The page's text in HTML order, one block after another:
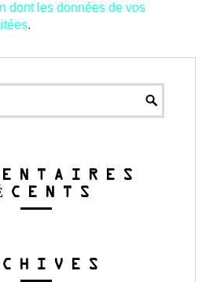
dont les données de vos
.